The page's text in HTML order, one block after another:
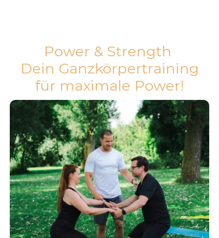
Power & Strength
Dein Ganzkörpertraining
für maximale Power!